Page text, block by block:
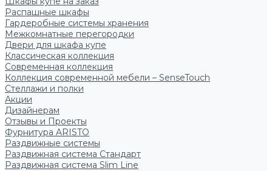
Распашные шкафы
Гардеробные системы хранения
Межкомнатные перегородки
Двери для шкафа купе
Классическая коллекция
Современная коллекция
Коллекция современной мебели – SenseTouch
Стеллажи и полки
Акции
Дизайнерам
Отзывы и Проекты
Фурнитура ARISTO
Раздвижные системы
Раздвижная система Стандарт
Раздвижная система Slim Line